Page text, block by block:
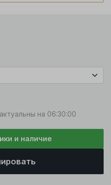
на 06:30:00
и наличие